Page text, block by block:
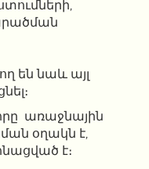
են նաև այլ
առաջնային
օղակն է,
է։